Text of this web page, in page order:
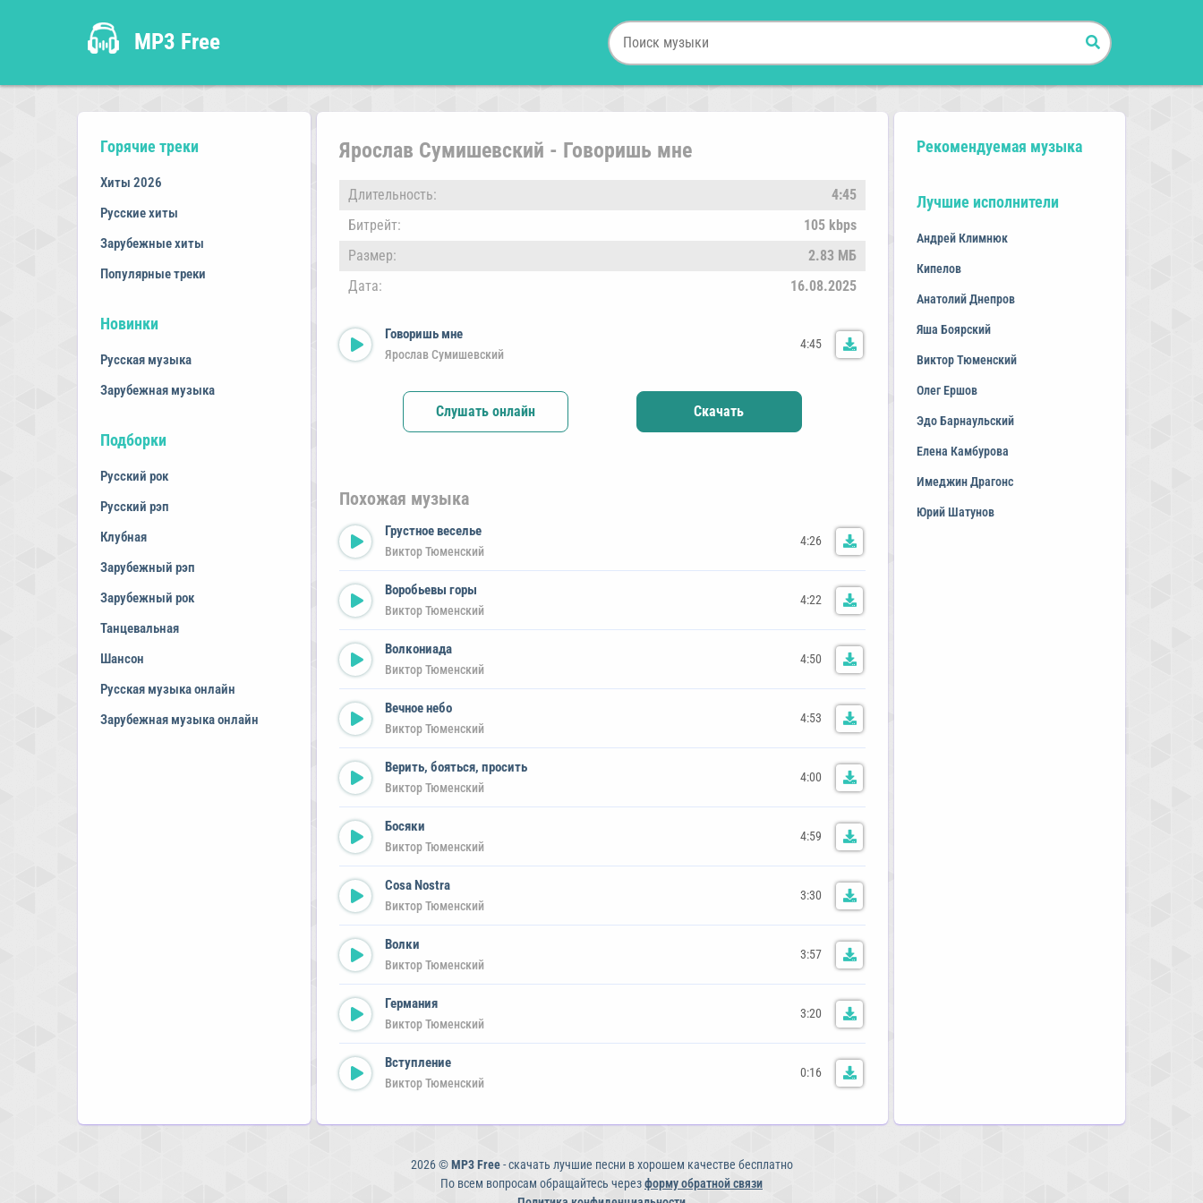
MP3 Free
Горячие треки
Хиты 2026
Русские хиты
Зарубежные хиты
Популярные треки
Новинки
Русская музыка
Зарубежная музыка
Подборки
Русский рок
Русский рэп
Клубная
Зарубежный рэп
Зарубежный рок
Танцевальная
Шансон
Русская музыка онлайн
Зарубежная музыка онлайн
Ярослав Сумишевский - Говоришь мне
Длительность:
4:45
Битрейт:
105 kbps
Размер:
2.83 МБ
Дата:
16.08.2025
Говоришь мне
Ярослав Сумишевский
4:45
Слушать онлайн Скачать
Похожая музыка
Грустное веселье
Виктор Тюменский
4:26
Воробьевы горы
Виктор Тюменский
4:22
Волкониада
Виктор Тюменский
4:50
Вечное небо
Виктор Тюменский
4:53
Верить, бояться, просить
Виктор Тюменский
4:00
Босяки
Виктор Тюменский
4:59
Cosa Nostra
Виктор Тюменский
3:30
Волки
Виктор Тюменский
3:57
Германия
Виктор Тюменский
3:20
Вступление
Виктор Тюменский
0:16
Рекомендуемая музыка
Лучшие исполнители
Андрей Климнюк
Кипелов
Анатолий Днепров
Яша Боярский
Виктор Тюменский
Олег Ершов
Эдо Барнаульский
Елена Камбурова
Имеджин Драгонс
Юрий Шатунов
2026 ©MP3 Free- скачать лучшие песни в хорошем качестве бесплатно
По всем вопросам обращайтесь черезформу обратной связи